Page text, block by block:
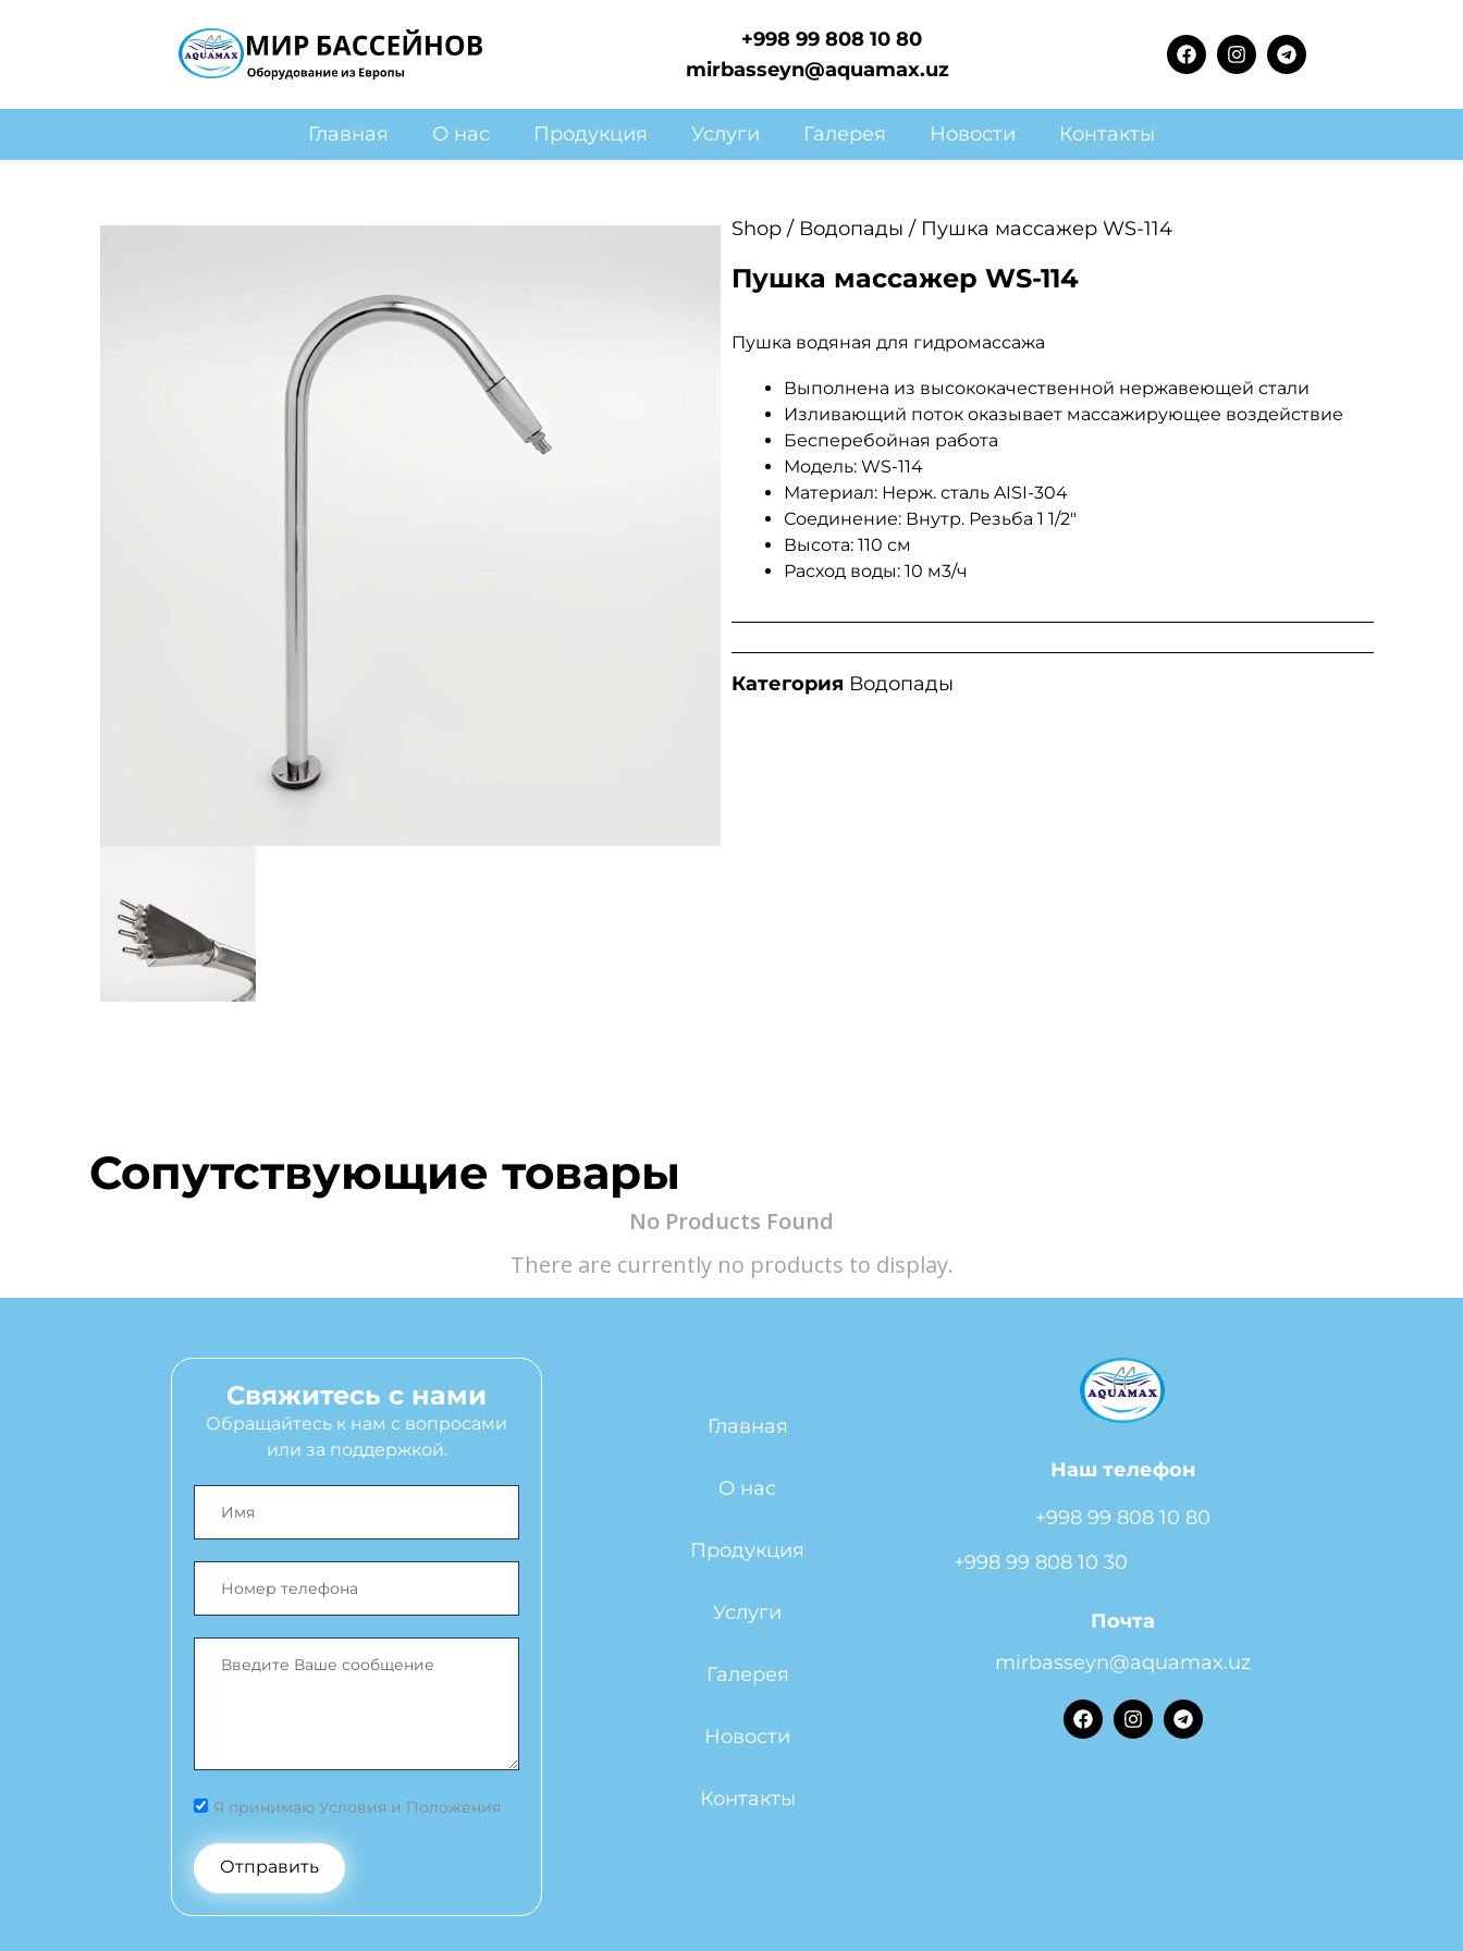
+998 99 808 10 80
mirbasseyn@aquamax.uz
Главная О нас Продукция Услуги Галерея Новости Контакты
Shop / Водопады / Пушка массажер WS-114
Пушка массажер WS-114
Пушка водяная для гидромассажа
Выполнена из высококачественной нержавеющей стали
Изливающий поток оказывает массажирующее воздействие
Бесперебойная работа
Модель: WS-114
Материал: Нерж. сталь AISI-304
Соединение: Внутр. Резьба 1 1/2″
Высота: 110 см
Расход воды: 10 м3/ч
Категория Водопады
Сопутствующие товары
No Products Found
There are currently no products to display.
Свяжитесь с нами
Обращайтесь к нам с вопросами
или за поддержкой.
Я принимаю Условия и Положения
Отправить
Главная
О нас
Продукция
Услуги
Галерея
Новости
Контакты
Наш телефон
+998 99 808 10 80
+998 99 808 10 30
Почта
mirbasseyn@aquamax.uz